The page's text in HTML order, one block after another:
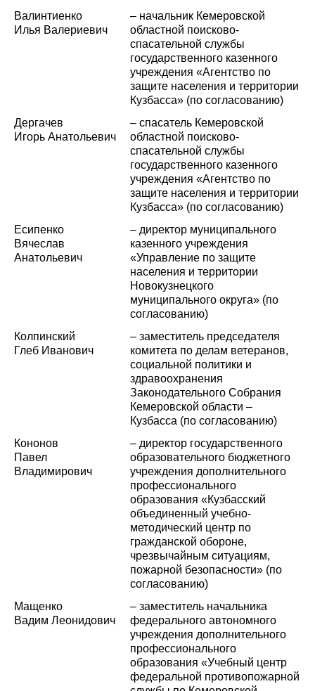
Валинтиенко
Илья Валериевич
– начальник Кемеровской
областной поисково-
спасательной службы
государственного казенного
учреждения «Агентство по
защите населения и территории
Кузбасса» (по согласованию)
Дергачев
Игорь Анатольевич
– спасатель Кемеровской
областной поисково-
спасательной службы
государственного казенного
учреждения «Агентство по
защите населения и территории
Кузбасса» (по согласованию)
Есипенко
Вячеслав
Анатольевич
– директор муниципального
казенного учреждения
«Управление по защите
населения и территории
Новокузнецкого
муниципального округа» (по
согласованию)
Колпинский
Глеб Иванович
– заместитель председателя
комитета по делам ветеранов,
социальной политики и
здравоохранения
Законодательного Собрания
Кемеровской области –
Кузбасса (по согласованию)
Кононов
Павел
Владимирович
– директор государственного
образовательного бюджетного
учреждения дополнительного
профессионального
образования «Кузбасский
объединенный учебно-
методический центр по
гражданской обороне,
чрезвычайным ситуациям,
пожарной безопасности» (по
согласованию)
Мащенко
Вадим Леонидович
– заместитель начальника
федерального автономного
учреждения дополнительного
профессионального
образования «Учебный центр
федеральной противопожарной